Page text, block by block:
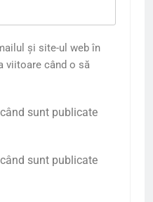
și site-ul web în
viitoare când o să
sunt publicate
sunt publicate